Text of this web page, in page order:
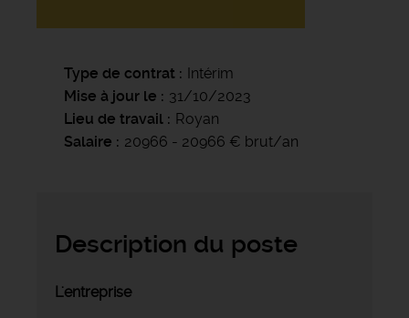
Type de contrat
Intérim
Mise à jour le
31/10/2023
Lieu de travail
Royan
Salaire
20966 - 20966 € brut/an
Description du poste
L'entreprise